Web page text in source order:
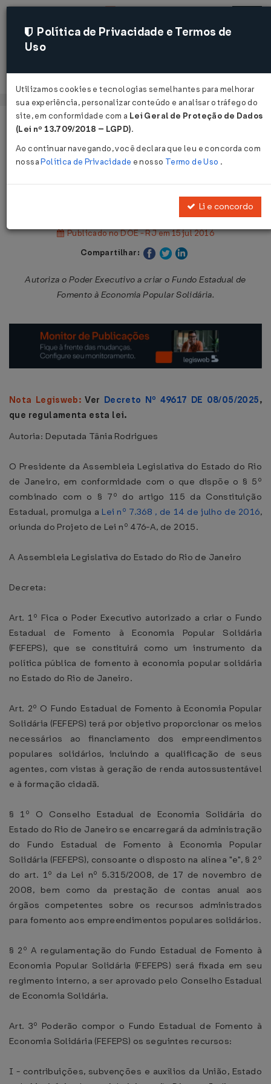
Acessar
Página Inicial
Legislações
Lei Nº 7368 DE 14/07/2016
Publicado no DOE - RJ em 15 jul 2016
Compartilhar:
Autoriza o Poder Executivo a criar o Fundo Estadual de
Fomento à Economia Popular Solidária.
Nota Legisweb:Ver Decreto Nº 49617 DE 08/05/2025,
que regulamenta esta lei.
Autoria: Deputada Tânia Rodrigues
O Presidente da Assembleia Legislativa do Estado do Rio
de Janeiro, em conformidade com o que dispõe o § 5º
combinado com o § 7º do artigo 115 da Constituição
Estadual, promulga a Lei nº 7.368 , de 14 de julho de 2016,
oriunda do Projeto de Lei nº 476-A, de 2015.
A Assembleia Legislativa do Estado do Rio de Janeiro
Decreta:
Art. 1º Fica o Poder Executivo autorizado a criar o Fundo
Estadual de Fomento à Economia Popular Solidária
(FEFEPS), que se constituirá como um instrumento da
política pública de fomento à economia popular solidária
no Estado do Rio de Janeiro.
Art. 2º O Fundo Estadual de Fomento à Economia Popular
Solidária (FEFEPS) terá por objetivo proporcionar os meios
necessários ao financiamento dos empreendimentos
populares solidários, incluindo a qualificação de seus
agentes, com vistas à geração de renda autossustentável
e à formação cidadã.
§ 1º O Conselho Estadual de Economia Solidária do
Estado do Rio de Janeiro se encarregará da administração
do Fundo Estadual de Fomento à Economia Popular
Solidária (FEFEPS), consoante o disposto na alínea "e", § 2º
do art. 1º da Lei nº 5.315/2008, de 17 de novembro de
2008, bem como da prestação de contas anual aos
órgãos competentes sobre os recursos administrados
para fomento aos empreendimentos populares solidários.
§ 2º A regulamentação do Fundo Estadual de Fomento à
Economia Popular Solidária (FEFEPS) será fixada em seu
regimento interno, a ser aprovado pelo Conselho Estadual
de Economia Solidária.
Art. 3º Poderão compor o Fundo Estadual de Fomento à
Economia Solidária (FEFEPS) os seguintes recursos:
I - contribuições, subvenções e auxílios da União, Estado
Política de Privacidade e Termos de
Uso
Utilizamos cookies e tecnologias semelhantes para melhorar
sua experiência, personalizar conteúdo e analisar o tráfego do
site, em conformidade com a Lei Geral de Proteção de Dados
(Lei nº 13.709/2018 – LGPD).
Ao continuar navegando, você declara que leu e concorda com
nossaPolítica de Privacidade e nosso Termo de Uso .
Li e concordo